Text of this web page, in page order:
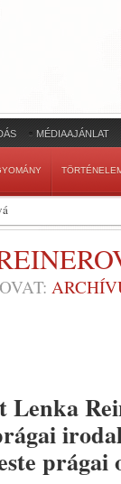
MÉDIAAJÁNLAT
Lenka